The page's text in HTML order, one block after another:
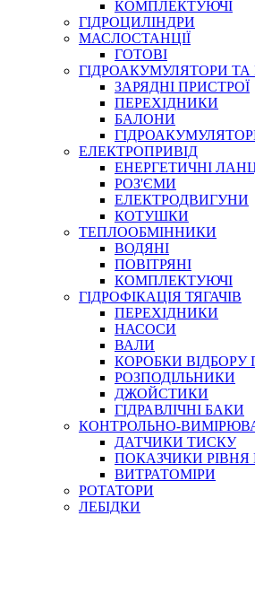
СПЕЦІАЛЬНІ
ГЕРМЕТИКИ
КЛЕЇ, ЦЕМЕНТИ, ЕПОКСИДКИ
РЕМОНТ ГІДРОЦИЛІНДРІВ
БОРЕКС, ЕО
КОМПЛЕКТУЮЧІ
ГІДРОЦИЛІНДРИ
МАСЛОСТАНЦІЇ
ГОТОВІ
ГІДРОАКУМУЛЯТОРИ
ЗАРЯДНІ ПРИСТРОЇ
ПЕРЕХІДНИКИ
БАЛОНИ
ЕЛЕКТРОПРИВІД
ЕНЕРГЕТИЧНІ
РОЗ'ЄМИ
ЕЛЕКТРОДВИГУНИ
КОТУШКИ
ТЕПЛООБМІННИКИ
ВОДЯНІ
ПОВІТРЯНІ
КОМПЛЕКТУЮЧІ
ГІДРОФІКАЦІЯ ТЯГАЧІВ
ПЕРЕХІДНИКИ
НАСОСИ
ВАЛИ
КОРОБКИ ВІДБОРУ
РОЗПОДІЛЬНИКИ
ДЖОЙСТИКИ
ГІДРАВЛІЧНІ БАКИ
КОНТРОЛЬНО-
ДАТЧИКИ ТИСКУ
ПОКАЗЧИКИ РІВНЯ
ВИТРАТОМІРИ
РОТАТОРИ
ЛЕБІДКИ